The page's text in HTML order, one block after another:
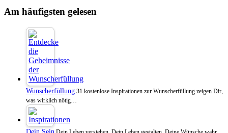
Am häufigsten gelesen
Wunscherfüllung 31 kostenlose Inspirationen zur Wunscherfüllung zeigen Dir,
was wirklich nötig…